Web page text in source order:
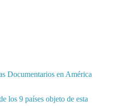
Documentarios en América
los 9 países objeto de esta